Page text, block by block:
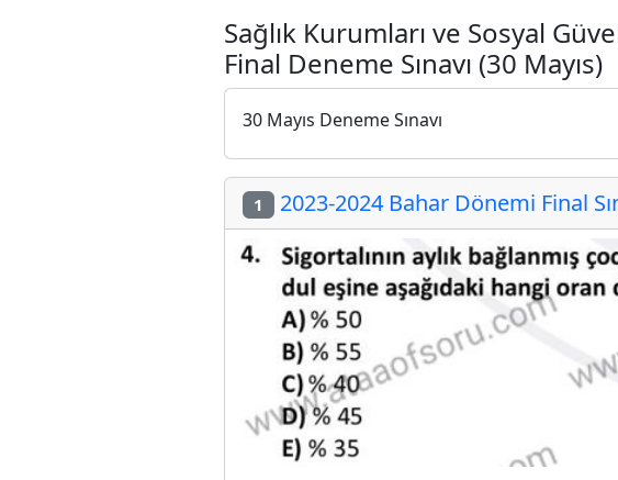
Sağlık Kurumları ve Sosyal
Final Deneme Sınavı (30 Mayıs)
30 Mayıs Deneme Sınavı
1 2023-2024 Bahar Dönemi Final